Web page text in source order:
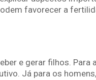
favorecer a
e gerar filhos. Para
Já para os